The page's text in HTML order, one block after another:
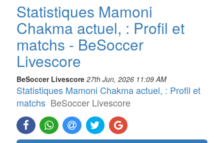
Statistiques Mamoni
Chakma actuel, : Profil et
matchs - BeSoccer
Livescore
BeSoccer Livescore 27th Jun, 2026 11:09 AM
Statistiques Mamoni Chakma actuel, : Profil et
matchs BeSoccer Livescore